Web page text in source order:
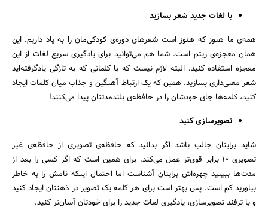
با لغات جدید شعر بسازید
همه‌ی ما هنوز که هنوز است شعرهای دوره‌ی کودکی‌مان را به یاد داریم. این
همان معجزه‌ی ریتم است. شما هم می‌توانید برای یادگیری سریع لغات از این
معجزه استفاده کنید. البته لازم نیست که با کلماتی که به تازگی یادگرفته‌اید
شعر معنی‌داری بسازید. همین که یک ارتباط آهنگین و جذاب میان کلمات ایجاد
کنید، کلمه‌ها جای خودشان را در حافظه‌ی بلندمدتتان پیدا می‌کنند!
تصویرسازی کنید
شاید برایتان جالب باشد اگر بدانید که حافظه‌ی تصویری از حافظه‌ی غیر
تصویری 10 برابر قوی‌تر عمل می‌کند. برای همین است که اگر کسی را بعد از
مدت‌ها ببینید چهره‌اش برایتان آشناست اما احتمال اینکه نامش را به خاطر
بیاورید کم است. پس بهتر است برای هر کلمه یک تصویر در ذهنتان ایجاد کنید
و با ترفند تصویرسازی، یادگیری لغات جدید را برای خودتان آسان‌تر کنید.